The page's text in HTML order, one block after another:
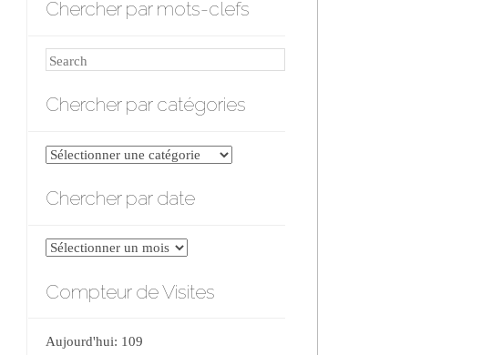
Chercher par mots-clefs
Search
Chercher par catégories
Chercher
catégories
Chercher par date
Chercher
date
Compteur de Visites
Aujourd'hui: 109